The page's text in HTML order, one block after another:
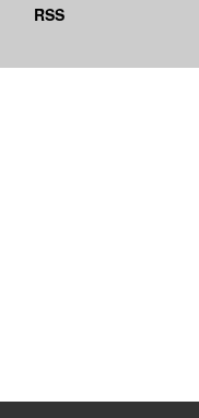
RSS